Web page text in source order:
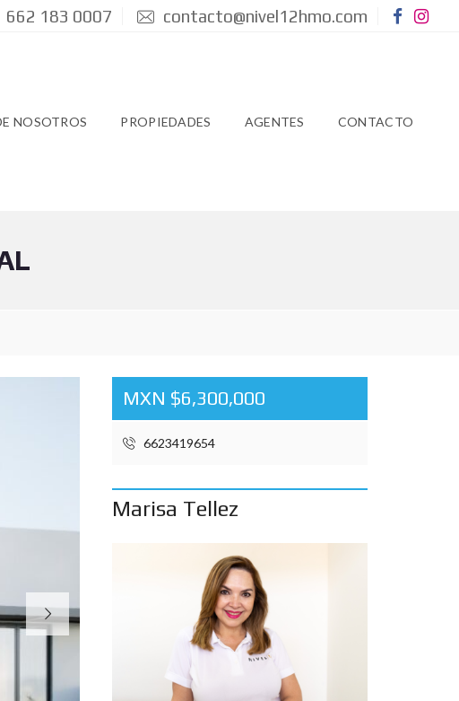
662 183 0007 contacto@nivel12hmo.com
NOSOTROS PROPIEDADES AGENTES CONTACTO
MXN $6,300,000
6623419654
Marisa Tellez